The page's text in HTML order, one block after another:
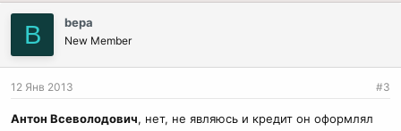
B bepa
New Member
12 Янв 2013 #3
Антон Всеволодович, нет, не являюсь и кредит он оформлял